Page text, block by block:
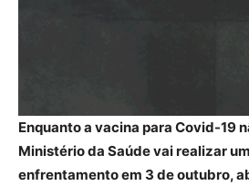
Enquanto a vacina para Covid-19
Ministério da Saúde vai realizar um
enfrentamento em 3 de outubro,